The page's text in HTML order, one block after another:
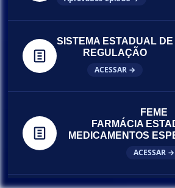
SISTEMA ESTADUAL DE
REGULAÇÃO
ACESSAR →
FEME
FARMÁCIA
MEDICAMENTOS
ACESSAR →